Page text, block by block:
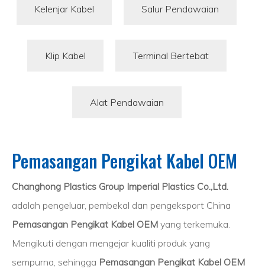
Kelenjar Kabel Salur Pendawaian
Klip Kabel Terminal Bertebat
Alat Pendawaian
Pemasangan Pengikat Kabel OEM
Changhong Plastics Group Imperial Plastics Co.,Ltd.
adalah pengeluar, pembekal dan pengeksport China
Pemasangan Pengikat Kabel OEM yang terkemuka.
Mengikuti dengan mengejar kualiti produk yang
sempurna, sehingga Pemasangan Pengikat Kabel OEM